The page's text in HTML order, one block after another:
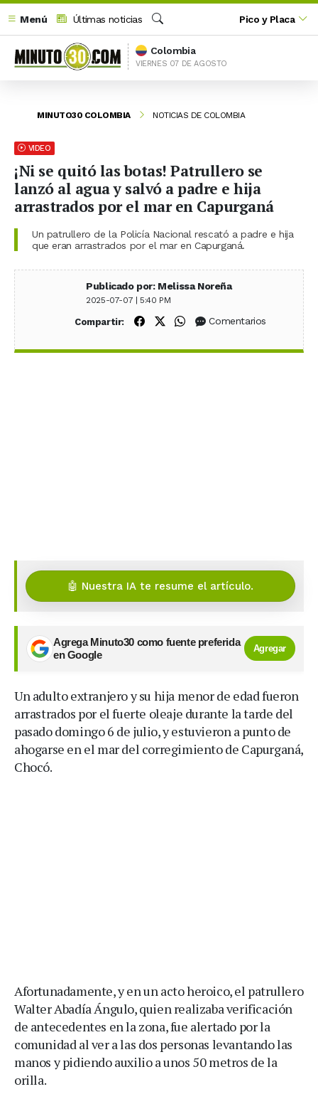
Menú
Últimas noticias
Buscar
Pico y Placa
Colombia
VIERNES 07 DE AGOSTO
MINUTO30 COLOMBIA NOTICIAS DE COLOMBIA
VIDEO
¡Ni se quitó las botas! Patrullero se
lanzó al agua y salvó a padre e hija
arrastrados por el mar en Capurganá
Un patrullero de la Policía Nacional rescató a padre e hija
que eran arrastrados por el mar en Capurganá.
Publicado por: Melissa Noreña
2025-07-07 | 5:40 PM
Compartir: Compartir en Facebook
Compartir en X (Twitter)
Compartir en WhatsApp
Comentarios
🤖 Nuestra IA te resume el artículo.
Agrega Minuto30 como fuente preferida
en Google
Agregar
Un adulto extranjero y su hija menor de edad fueron
arrastrados por el fuerte oleaje durante la tarde del
pasado domingo 6 de julio, y estuvieron a punto de
ahogarse en el mar del corregimiento de Capurganá,
Chocó.
Afortunadamente, y en un acto heroico, el patrullero
Walter Abadía Ángulo, quien realizaba verificación
de antecedentes en la zona, fue alertado por la
comunidad al ver a las dos personas levantando las
manos y pidiendo auxilio a unos 50 metros de la
orilla.